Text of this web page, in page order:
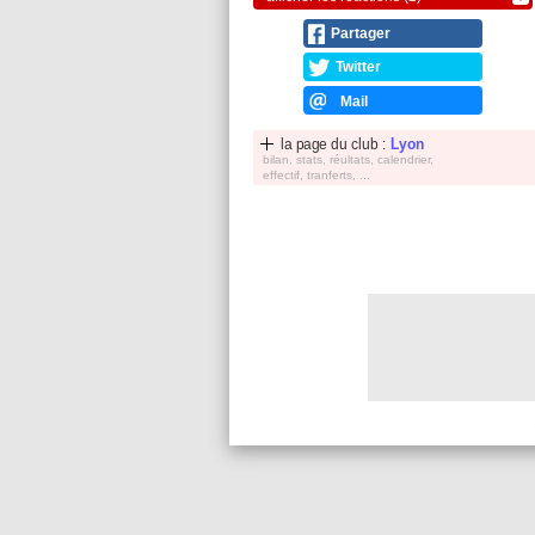
Partager
Twitter
Mail
la page du club : Lyon
bilan, stats, réultats, calendrier,
effectif, tranferts, ...